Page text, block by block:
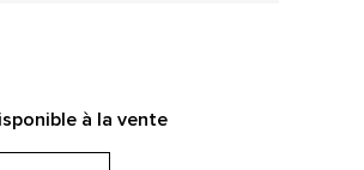
à la vente